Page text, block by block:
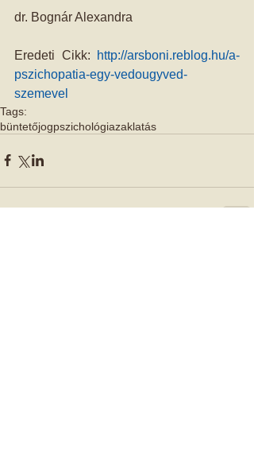
dr. Bognár Alexandra
Eredeti Cikk:
http://arsboni.reblog.hu/a-
pszichopatia-egy-vedougyved-
szemevel
Tags:
büntetőjogpszichológiazaklatás